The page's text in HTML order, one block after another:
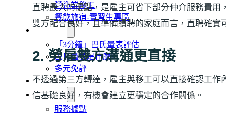
營造業移工
餐飲旅宿-實習生專區
巴氏量表
「3分鐘」巴氏量表評估
巴氏量表是什麼?
多元免評
常見問題
關於我們
服務據點
直聘最大的優點，是雇主可省下部分仲介服務費
雙方配合良好，且準備續聘的家庭而言，直聘確實
2. 勞雇雙方溝通更直接
不透過第三方轉達，雇主與移工可以直接確認工
信基礎良好，有機會建立更穩定的合作關係。